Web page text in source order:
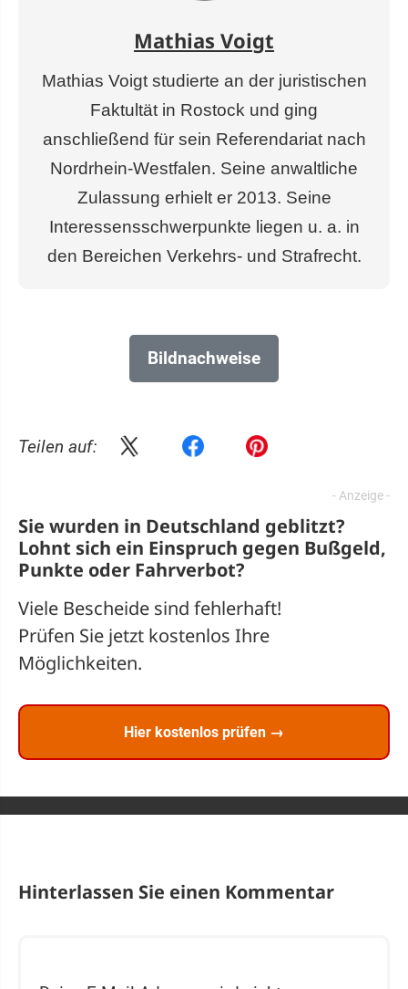
Mathias Voigt
Mathias Voigt studierte an der juristischen
Faktultät in Rostock und ging
anschließend für sein Referendariat nach
Nordrhein-Westfalen. Seine anwaltliche
Zulassung erhielt er 2013. Seine
Interessensschwerpunkte liegen u. a. in
den Bereichen Verkehrs- und Strafrecht.
Bildnachweise
Teilen auf:
Sie wurden in Deutschland geblitzt?
Lohnt sich ein Einspruch gegen Bußgeld,
Punkte oder Fahrverbot?
Viele Bescheide sind fehlerhaft!
Prüfen Sie jetzt kostenlos Ihre
Möglichkeiten.
Hier kostenlos prüfen →
Hinterlassen Sie einen Kommentar